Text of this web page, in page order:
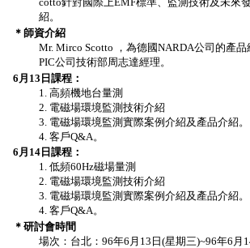
紹。
＊師資介紹
Mr. Mirco Scotto ，為德國NARDA公司的產品
PIC公司技術部周志達經理。
6月13日課程：
1. 高頻機地台量測
2. 電磁場環境監測技術介紹
3. 電磁場環境監測實際案例介紹及產品介紹。
4. 客戶Q&A。
6月14日課程：
1. 低頻60Hz磁場量測
2. 電磁場環境監測技術介紹
3. 電磁場環境監測實際案例介紹及產品介紹。
4. 客戶Q&A。
＊研討會時間
場次：台北：96年6月13日(星期三)~96年6月